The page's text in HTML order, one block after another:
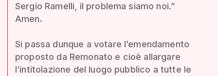
Sergio Ramelli, il problema siamo noi.”
Amen.
Si passa dunque a votare l’emendamento
proposto da Remonato e cioè allargare
l’intitolazione del luogo pubblico a tutte le